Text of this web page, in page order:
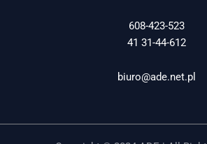
608-423-523
41 31-44-612
biuro@ade.net.pl